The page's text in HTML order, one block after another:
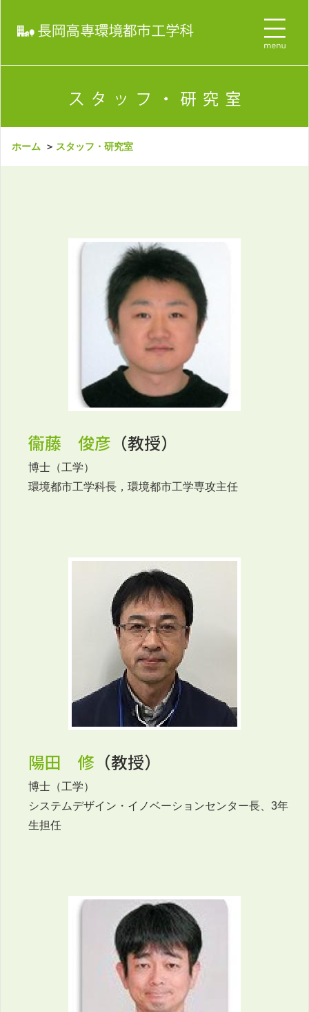
ホーム ＞ スタッフ・研究室
衞藤 俊彦 （教授）
博士（工学）
環境都市工学科長，環境都市工学専攻主任
陽田 修 （教授）
博士（工学）
システムデザイン・イノベーションセンター長、3年
生担任